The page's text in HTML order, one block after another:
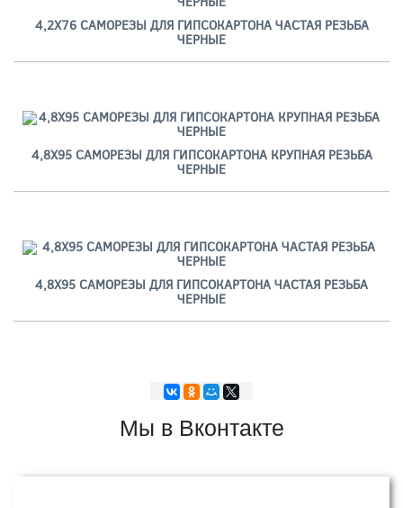
4,2Х76 САМОРЕЗЫ ДЛЯ ГИПСОКАРТОНА ЧАСТАЯ РЕЗЬБА
ЧЕРНЫЕ
4,8Х95 САМОРЕЗЫ ДЛЯ ГИПСОКАРТОНА КРУПНАЯ РЕЗЬБА
ЧЕРНЫЕ
4,8Х95 САМОРЕЗЫ ДЛЯ ГИПСОКАРТОНА ЧАСТАЯ РЕЗЬБА
ЧЕРНЫЕ
Мы в Вконтакте